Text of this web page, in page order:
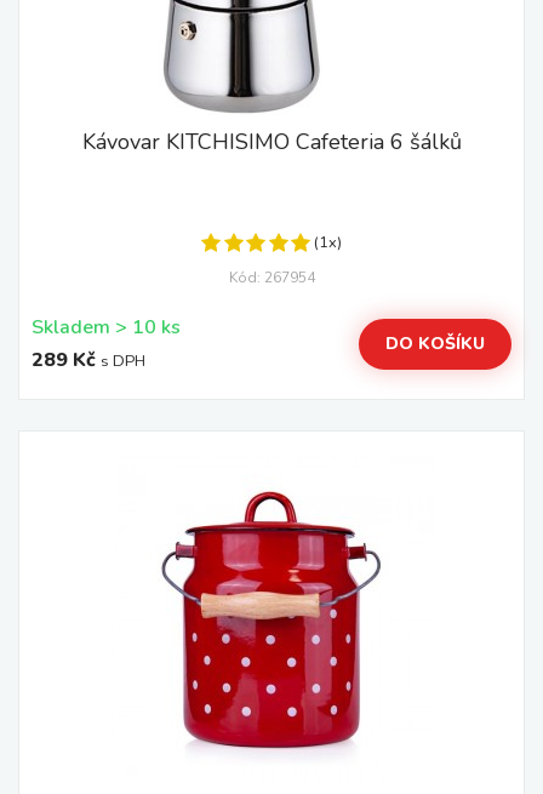
Kávovar KITCHISIMO Cafeteria 6 šálků
(1x)
Kód: 267954
Skladem > 10 ks
289 Kč s DPH
DO KOŠÍKU